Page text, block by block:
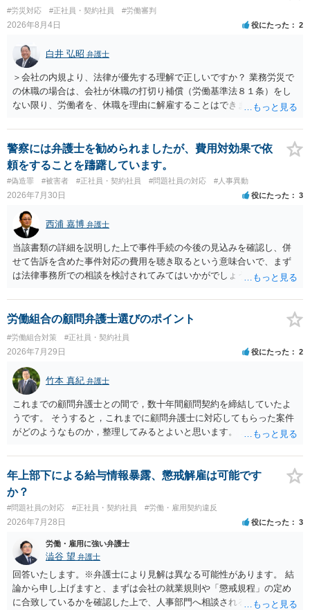
どを具体的に検討しなければ、何とも申し上げることができません。
また、育児休業法関係の問題もあるかもしれません。 ある程度労働
法に関する専門的な知識が必要な事案ですので、一度、お近くの弁護
士にご相談下さい。
#労災対応 #正社員・契約社員 #労働審判
2026年8月4日 役にたった 2
白井 弘昭 弁護士
＞会社の内規より、法律が優先する理解で正しいですか？ 業務労災で
の休職の場合は、会社が休職の打切り補償（労働基準法８１条）をし
ない限り、労働者を、休職を理由に解雇することはできません（労働
期間満了による退職は、業務労災への適用はありませんので、ご安心
ください。 仮に会社が打切り補償をせずに解雇した場合は、不当解雇
に当たります。 ＞労災の休業補償と、所得補償保険の保険金とは別
に、受け取れる金銭はありますでしょうか？ 業務労災の場合は、会社
の安全配慮義務違反が認められると解されますので、会社の損害賠償
責任（治療費、通院慰謝料、入院費、入院慰謝料、後遺障害慰謝料、
逸失利益等）が認められる可能性が高いと思われます。 また、業務労
災での第三者行為傷害（同僚の不注意等による事故）の場合は、当該
第三者の賠償責任も考えられます。 労災で支払われた分は、損害額か
ら控除（損益相殺）されますが、それを超えた部分は、会社もしく
は、第三者から支払ってもらうことになります。 会社等との交渉が必
要になると思います（良い会社でしたら、自ら話してくると思います
が・・・）。極めて専門的な話ですので、詳細もしくは対応を最寄り
の弁護士にご相談ください。 以上、ご参考まで。
警察には弁護士を勧められましたが、費用対効果で依
頼をすることを躊躇しています。
#偽造罪 #被害者 #正社員・契約社員 #問題社員の対応 #人事異動
2026年7月30日 役にたった 3
西浦 嘉博 弁護士
当該書類の詳細を説明した上で事件手続の今後の見込みを確認し、併
せて告訴を含めた事件対応の費用を聴き取るという意味合いで、まず
は法律事務所での相談を検討されてみてはいかがでしょうか。 上記、
労働組合の顧問弁護士選びのポイント
#労働組合対策 #正社員・契約社員
2026年7月29日 役にたった 2
竹本 真紀 弁護士
これまでの顧問弁護士との間で，数十年間顧問契約を締結していたよ
うです。 そうすると，これまでに顧問弁護士に対応してもらった案件
がどのようなものか，整理してみるとよいと思います。 これにより，
事務所を比較した上で，弁護士と面談をする際，そのような案件に対
応してもらえるのかが重要だと思います。 ただ，組合員の相談内容に
ついて，分野を絞っているのか，それともどのような分野でもよいと
いうことで法律相談を依頼しているかの観点も重要です。 組合員とす
れば，相談だけではなく，できれば受任まで考えている場合も多いと
思います。 そうすると，労働組合としての相談だけではなく，基本的
に全ての分野を対象にして考える必要もあるかもしれません。 そうで
ないと，相談内容によって，対応が変わってしまうこともあると思い
ます。 組合員の相談についても，基本的に受任まで考えてもらえるこ
とができるのかも検討要素の一つかもしれません。
年上部下による給与情報暴露、懲戒解雇は可能です
か？
#問題社員の対応 #正社員・契約社員 #労働・雇用契約違反
2026年7月28日 役にたった 3
労働・雇用に強い弁護士
澁谷 望 弁護士
回答いたします。※弁護士により見解は異なる可能性があります。 結
論から申し上げますと、まずは会社の就業規則や「懲戒規程」の定め
に合致しているかを確認した上で、人事部門へ相談されることが最優